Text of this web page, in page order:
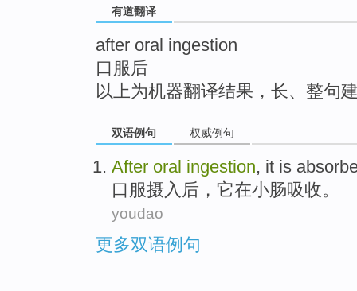
有道翻译
after oral ingestion
口服后
以上为机器翻译结果，长、整句
双语例句 权威例句
After oral ingestion, it is
口服摄入后 ， 它在小肠吸收。
youdao
更多双语例句